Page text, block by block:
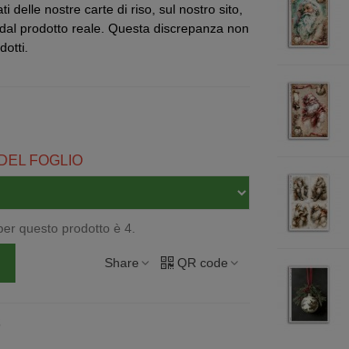
delle nostre carte di riso, sul nostro sito,
prodotto reale. Questa discrepanza non
FOGLIO
questo prodotto è 4.
Share QR code